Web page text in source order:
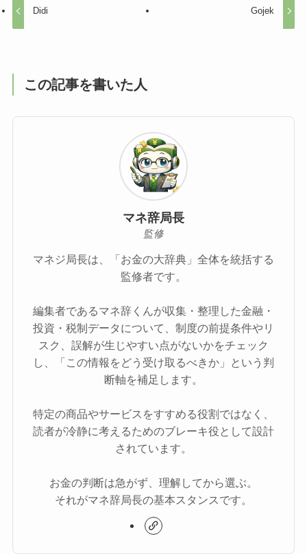
Didi Gojek
この記事を書いた人
マネ辞局長
監修
マネジ局長は、「お金の大辞典」全体を統括する
監修者です。
編集者であるマネ辞くんが収集・整理した金融・
投資・税制データについて、制度の前提条件やリ
スク、誤解が生じやすい点がないかをチェック
し、「この情報をどう受け取るべきか」という判
断軸を補足します。
特定の商品やサービスをすすめる役割ではなく、
読者が冷静に考えるためのブレーキ役として設計
されています。
お金の判断は急がず、理解してから選ぶ。
それがマネ辞局長の基本スタンスです。